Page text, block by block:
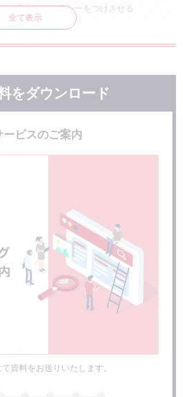
を渡し、リテラシーをつけさせる
ールを活用する
もあるが、著作権侵害の可能性が
ないときは引用を活用する
してコンテンツを作成する際は細
全て表示
をダウンロード
資料をお送りいたします。
ービスのご案内